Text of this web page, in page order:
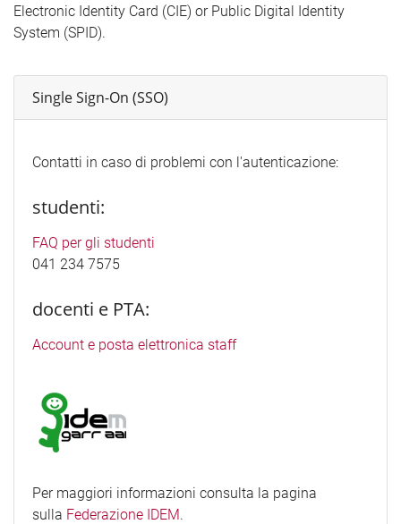
Electronic Identity Card (CIE) or Public Digital Identity
System (SPID).
Single Sign-On (SSO)
Contatti in caso di problemi con l'autenticazione:
studenti:
FAQ per gli studenti
041 234 7575
docenti e PTA:
Account e posta elettronica staff
Per maggiori informazioni consulta la pagina
sulla Federazione IDEM.